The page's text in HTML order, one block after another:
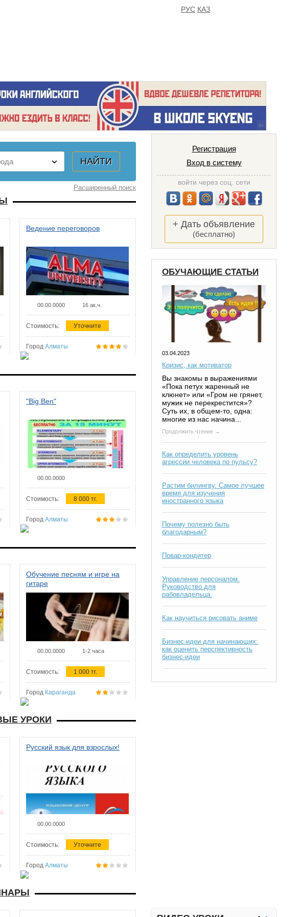
РУС КАЗ
Расширенный поиск
Ведение переговоров
00.00.0000 16 ак.ч.
Стоимость: Уточните
Город Алматы
"Big Ben"
00.00.0000
Стоимость: 8 000 тг.
Город Алматы
Обучение песням и игре на
гитаре
00.00.0000 1-2 часа
Стоимость: 1 000 тг.
Город Караганда
УРОКИ
Русский язык для взрослых!
00.00.0000
Стоимость: Уточните
Город Алматы
Регистрация
Вход в систему
войти через соц. сети
+ Дать объявление
(бесплатно)
ОБУЧАЮЩИЕ СТАТЬИ
03.04.2023
Кризис, как мотиватор
Вы знакомы в выражениями
«Пока петух жаренный не
клюнет» или «Гром не грянет,
мужик не перекрестится»?
Суть их, в общем-то, одна:
многие из нас начина...
Продолжить чтение →
Как определить уровень
агрессии человека по пульсу?
Растим билингву. Самое лучшее
время для изучения
иностранного языка
Почему полезно быть
благодарным?
Повар-кондитер
Управление персоналом.
Руководство для
рабовладельца.
Как научиться рисовать аниме
Бизнес-идеи для начинающих:
как оценить перспективность
бизнес-идеи